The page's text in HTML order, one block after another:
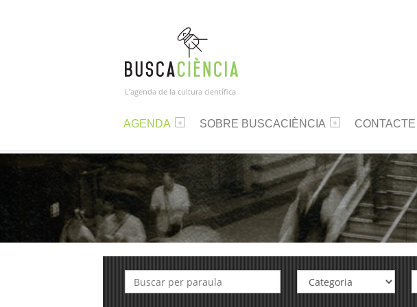
L’agenda de la cultura científica
AGENDA SOBRE BUSCACIÈNCIA CONTACTE